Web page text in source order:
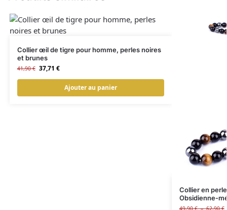
Collier œil de tigre pour homme, perles noires
et brunes
41,90€ 37,71 €
Ajouter au panier
Collier en
Obsidienne-